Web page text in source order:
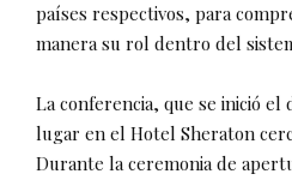
países respectivos, para
manera su rol dentro del
La conferencia, que se inició el
lugar en el Hotel Sheraton
Durante la ceremonia de